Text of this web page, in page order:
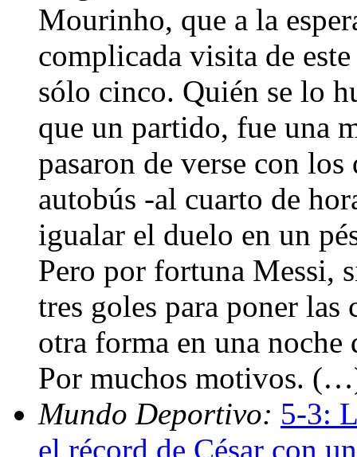
Mourinho, que a la
complicada visita de
sólo cinco. Quién se lo
que un partido, fue una
pasaron de verse con
autobús -al cuarto de
igualar el duelo en un
Pero por fortuna Messi,
tres goles para poner las
otra forma en una
Por muchos motivos.
Mundo Deportivo: 5-3:
el récord de César con